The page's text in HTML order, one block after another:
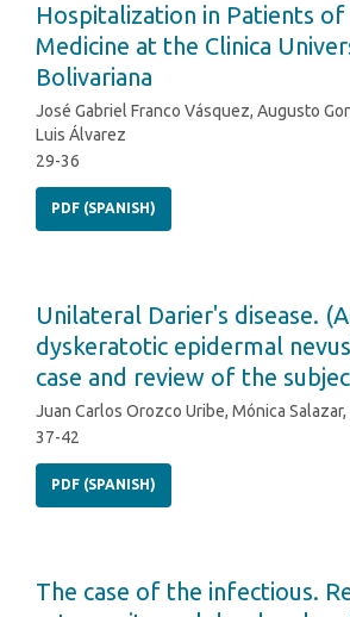
Hospitalization in Patients
Medicine at the Clinica
Bolivariana
José Gabriel Franco Vásquez, Augusto
Luis Álvarez
29-36
PDF (SPANISH)
Unilateral Darier's disease.
dyskeratotic epidermal
case and review of the
Juan Carlos Orozco Uribe, Mónica
37-42
PDF (SPANISH)
The case of the infectious.